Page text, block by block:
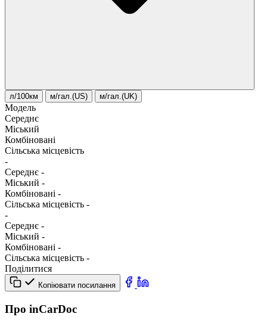
л/100км м/гал.(US) м/гал.(UK)
Модель
Середнє
Міський
Комбіновані
Сільська місцевість
-
Середнє -
Міський -
Комбіновані -
Сільська місцевість -
-
Середнє -
Міський -
Комбіновані -
Сільська місцевість -
Поділитися
Копіювати посилання
Про inCarDoc